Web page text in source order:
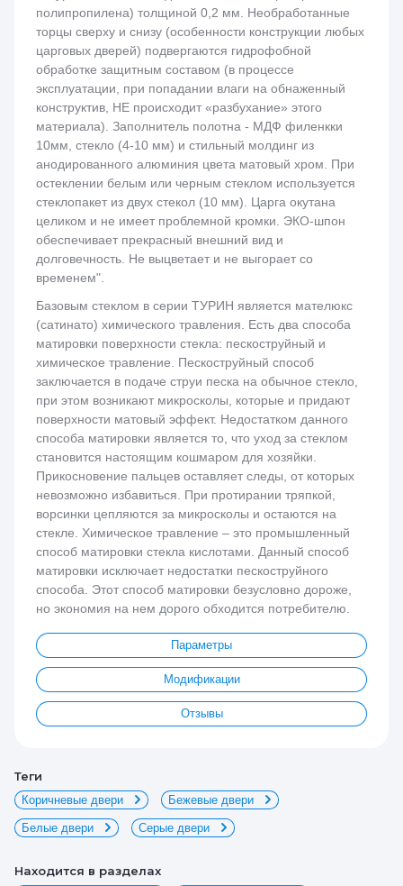
полипропилена) толщиной 0,2 мм. Необработанные
торцы сверху и снизу (особенности конструкции любых
царговых дверей) подвергаются гидрофобной
обработке защитным составом (в процессе
эксплуатации, при попадании влаги на обнаженный
конструктив, НЕ происходит «разбухание» этого
материала). Заполнитель полотна - МДФ филенкки
10мм, стекло (4-10 мм) и стильный молдинг из
анодированного алюминия цвета матовый хром. При
остеклении белым или черным стеклом используется
стеклопакет из двух стекол (10 мм). Царга окутана
целиком и не имеет проблемной кромки. ЭКО-шпон
обеспечивает прекрасный внешний вид и
долговечность. Не выцветает и не выгорает со
временем".
Базовым стеклом в серии ТУРИН является мателюкс
(сатинато) химического травления. Есть два способа
матировки поверхности стекла: пескоструйный и
химическое травление. Пескоструйный способ
заключается в подаче струи песка на обычное стекло,
при этом возникают микросколы, которые и придают
поверхности матовый эффект. Недостатком данного
способа матировки является то, что уход за стеклом
становится настоящим кошмаром для хозяйки.
Прикосновение пальцев оставляет следы, от которых
невозможно избавиться. При протирании тряпкой,
ворсинки цепляются за микросколы и остаются на
стекле. Химическое травление – это промышленный
способ матировки стекла кислотами. Данный способ
матировки исключает недостатки пескоструйного
способа. Этот способ матировки безусловно дороже,
но экономия на нем дорого обходится потребителю.
Параметры
Модификации
Отзывы
теги
Коричневые двери Бежевые двери
Белые двери Серые двери
Находится в разделах